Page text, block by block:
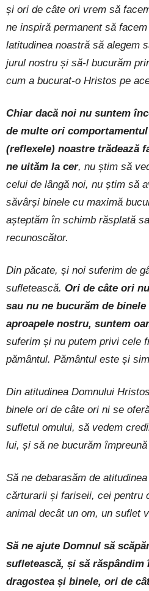
și ori de câte ori vrem să
ne inspiră permanent să
latitudinea noastră să alegem
jurul nostru și să-l bucurăm
cum a bucurat-o Hristos pe
Chiar dacă noi nu suntem
de multe ori
(reflexele) noastre trădează
ne uităm la cer, nu știm să
celui de lângă noi, nu știm să
săvârși binele cu maximă
așteptăm în schimb răsplată
recunoscător.
Din păcate, și noi suferim de
sufletească. Ori de câte ori
sau nu ne bucurăm de
aproapele nostru, suntem
suferim și nu putem privi cele
pământul. Pământul este și
Din atitudinea Domnului
binele ori de câte ori ni se
sufletul omului, să vedem
lui, și să ne bucurăm împreună
Să ne debarasăm de
cărturarii și fariseii, cei pentru
animal decât un om, un suflet
Să ne ajute Domnul să
sufletească, și să
dragostea și binele, ori de